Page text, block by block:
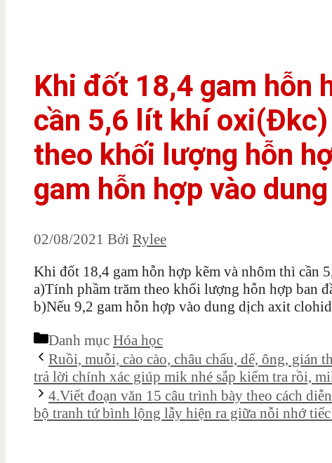
Khi đốt 18,4 gam hỗn
cần 5,6 lít khí
theo khối lượng hỗn
gam hỗn hợp vào
02/08/2021 Bởi Rylee
Khi đốt 18,4 gam hỗn hợp kẽm và nhôm thì cần
a)Tính phầm trăm theo khối lượng hỗn hợp ban
b)Nếu 9,2 gam hỗn hợp vào dung dịch axit
Danh mục Hóa học
Ruồi, muỗi, cào cào, châu chấu, dế, ông, gián
trả lời chính xác giúp mik nhé sắp kiểm tra rồi,
4.Viết đoạn văn 15 câu trình bày theo cách
bộ tranh tứ bình lộng lẫy hiện ra giữa nỗi nhớ